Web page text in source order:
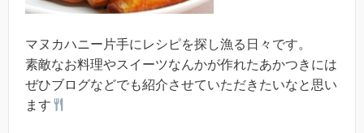
マヌカハニー片手にレシピを探し漁る日々です。
素敵なお料理やスイーツなんかが作れたあかつきには
ぜひブログなどでも紹介させていただきたいなと思い
ます